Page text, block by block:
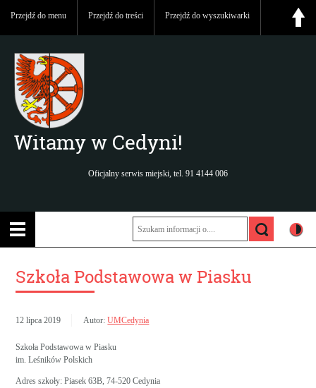
Przejdź do menu Przejdź do treści Przejdź do wyszukiwarki
Witamy w Cedyni!
Oficjalny serwis miejski, tel. 91 4144 006
Szkoła Podstawowa w Piasku
12 lipca 2019 Autor:UMCedynia
Szkoła Podstawowa w Piasku
im. Leśników Polskich
Adres szkoły: Piasek 63B, 74-520 Cedynia